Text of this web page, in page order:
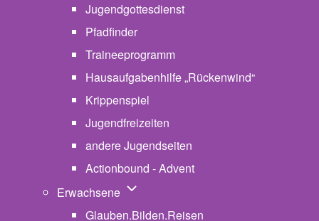
Jugendgottesdienst
Pfadfinder
Traineeprogramm
Hausaufgabenhilfe „Rückenwind“
Krippenspiel
Jugendfreizeiten
andere Jugendseiten
Actionbound - Advent
Erwachsene Unternavigation von Erwachsene
Glauben.Bilden.Reisen